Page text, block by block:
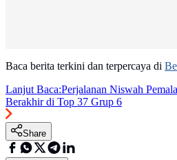
Baca berita terkini dan terpercaya di
Lanjut Baca:Perjalanan Niswah
Berakhir di Top 37 Grup 6
Share